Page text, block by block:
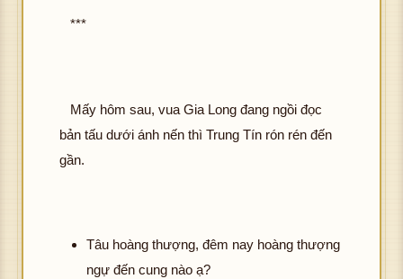
***
Mấy hôm sau, vua Gia Long đang ngồi đọc
bản tấu dưới ánh nến thì Trung Tín rón rén đến
gần.
Tâu hoàng thượng, đêm nay hoàng thượng
ngự đến cung nào ạ?